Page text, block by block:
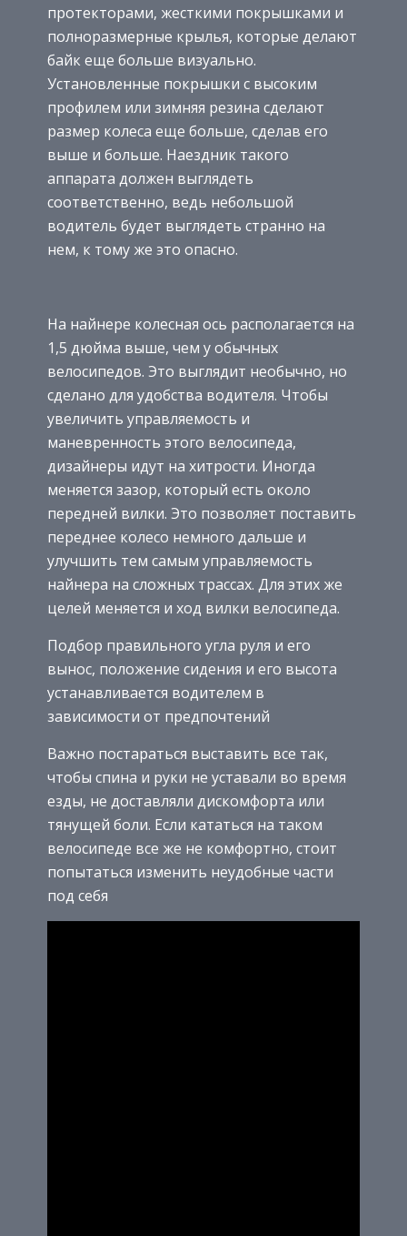
протекторами, жесткими покрышками и
полноразмерные крылья, которые делают
байк еще больше визуально.
Установленные покрышки с высоким
профилем или зимняя резина сделают
размер колеса еще больше, сделав его
выше и больше. Наездник такого
аппарата должен выглядеть
соответственно, ведь небольшой
водитель будет выглядеть странно на
нем, к тому же это опасно.
На найнере колесная ось располагается на
1,5 дюйма выше, чем у обычных
велосипедов. Это выглядит необычно, но
сделано для удобства водителя. Чтобы
увеличить управляемость и
маневренность этого велосипеда,
дизайнеры идут на хитрости. Иногда
меняется зазор, который есть около
передней вилки. Это позволяет поставить
переднее колесо немного дальше и
улучшить тем самым управляемость
найнера на сложных трассах. Для этих же
целей меняется и ход вилки велосипеда.
Подбор правильного угла руля и его
вынос, положение сидения и его высота
устанавливается водителем в
зависимости от предпочтений
Важно постараться выставить все так,
чтобы спина и руки не уставали во время
езды, не доставляли дискомфорта или
тянущей боли. Если кататься на таком
велосипеде все же не комфортно, стоит
попытаться изменить неудобные части
под себя